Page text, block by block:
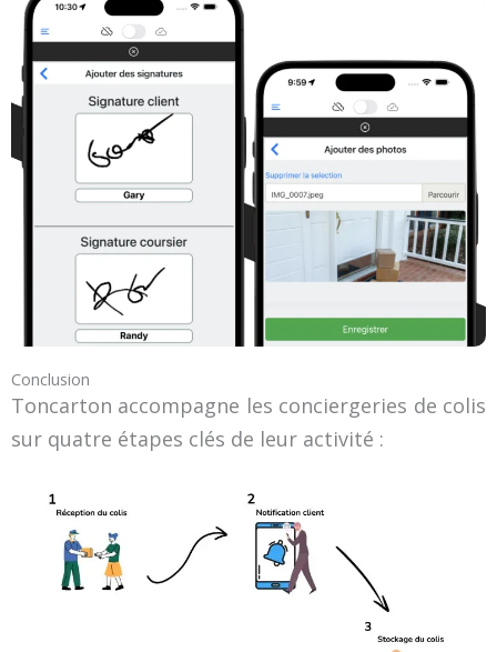
Conclusion
Toncarton accompagne les conciergeries de colis
sur quatre étapes clés de leur activité :